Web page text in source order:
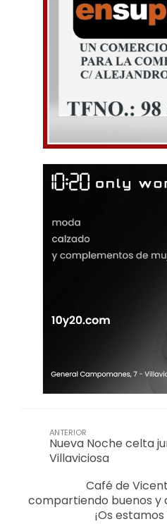
ANTERIOR
Nueva Noche celta
Villaviciosa
Café de
compartiendo buenos y
¡Os